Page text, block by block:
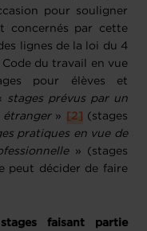
pour souligner
concernés par cette
lignes de la loi du 4
du travail en vue
pour élèves et
stages prévus par un
étranger» [2]
(stages
pratiques en vue de
» (stages
peut décider de faire
faisant partie